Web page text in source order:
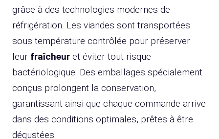
grâce à des technologies modernes de
réfrigération. Les viandes sont transportées
sous température contrôlée pour préserver
leur fraîcheur et éviter tout risque
bactériologique. Des emballages spécialement
conçus prolongent la conservation,
garantissant ainsi que chaque commande arrive
dans des conditions optimales, prêtes à être
dégustées.